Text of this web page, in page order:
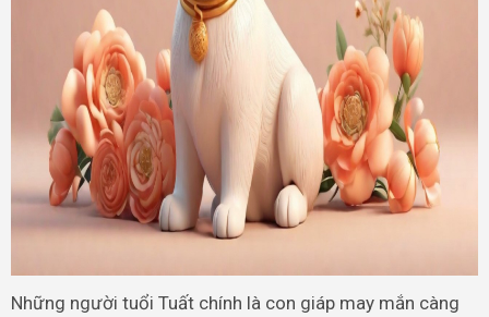
Những người tuổi Tuất chính là con giáp may mắn càng